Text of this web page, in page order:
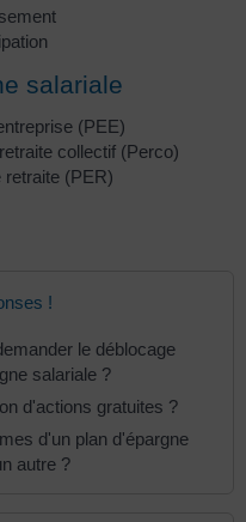
salariale
(PEE)
collectif (Perco)
retraite (PER)
!
le déblocage
salariale ?
d'actions gratuites ?
d'un plan d'épargne
autre ?